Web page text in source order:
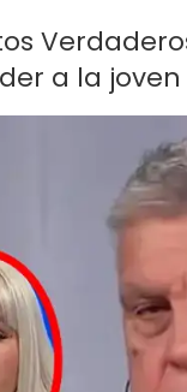
a la joven